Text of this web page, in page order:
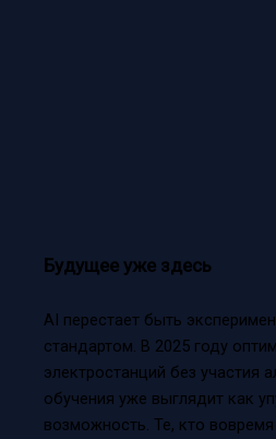
Будущее уже здесь
AI перестает быть
стандартом. В 2025 году
электростанций без участия
обучения уже выглядит как
возможность. Те, кто